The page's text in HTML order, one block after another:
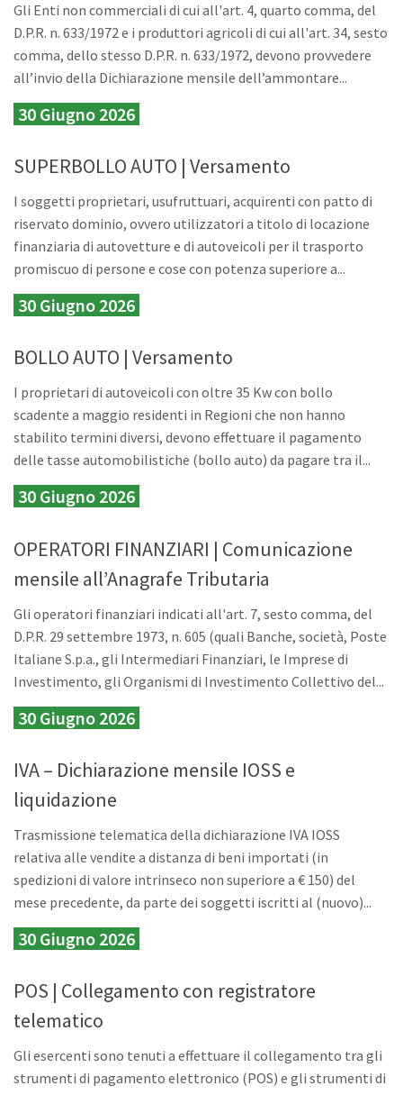
Gli Enti non commerciali di cui all'art. 4, quarto comma, del
D.P.R. n. 633/1972 e i produttori agricoli di cui all'art. 34, sesto
comma, dello stesso D.P.R. n. 633/1972, devono provvedere
all’invio della Dichiarazione mensile dell’ammontare...
30 Giugno 2026
SUPERBOLLO AUTO | Versamento
I soggetti proprietari, usufruttuari, acquirenti con patto di
riservato dominio, ovvero utilizzatori a titolo di locazione
finanziaria di autovetture e di autoveicoli per il trasporto
promiscuo di persone e cose con potenza superiore a...
30 Giugno 2026
BOLLO AUTO | Versamento
I proprietari di autoveicoli con oltre 35 Kw con bollo
scadente a maggio residenti in Regioni che non hanno
stabilito termini diversi, devono effettuare il pagamento
delle tasse automobilistiche (bollo auto) da pagare tra il...
30 Giugno 2026
OPERATORI FINANZIARI | Comunicazione
mensile all’Anagrafe Tributaria
Gli operatori finanziari indicati all'art. 7, sesto comma, del
D.P.R. 29 settembre 1973, n. 605 (quali Banche, società, Poste
Italiane S.p.a., gli Intermediari Finanziari, le Imprese di
Investimento, gli Organismi di Investimento Collettivo del...
30 Giugno 2026
IVA – Dichiarazione mensile IOSS e
liquidazione
Trasmissione telematica della dichiarazione IVA IOSS
relativa alle vendite a distanza di beni importati (in
spedizioni di valore intrinseco non superiore a € 150) del
mese precedente, da parte dei soggetti iscritti al (nuovo)...
30 Giugno 2026
POS | Collegamento con registratore
telematico
Gli esercenti sono tenuti a effettuare il collegamento tra gli
strumenti di pagamento elettronico (POS) e gli strumenti di